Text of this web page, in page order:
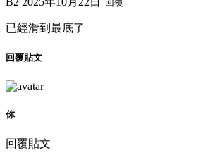
回覆
已經滑到最底了
回覆貼文
你
回覆貼文